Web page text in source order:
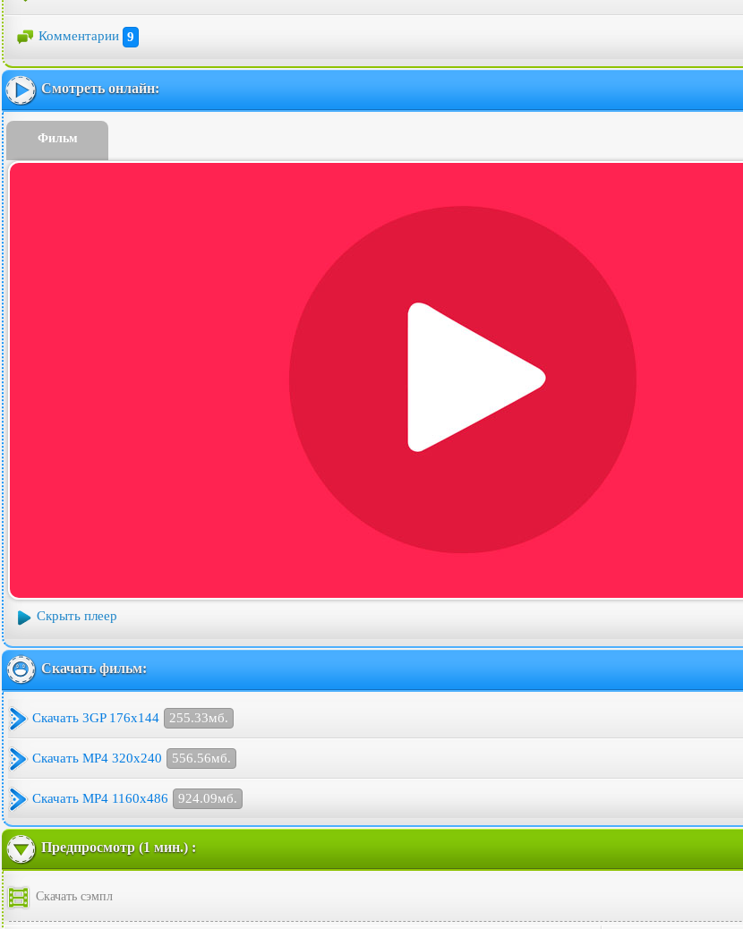
Комментарии 9
Смотреть онлайн:
Фильм
Скрыть плеер
Скачать фильм:
Скачать 3GP 176x144 255.33мб.
Скачать MP4 320x240 556.56мб.
Скачать MP4 1160x486 924.09мб.
Предпросмотр (1 мин.) :
Скачать сэмпл